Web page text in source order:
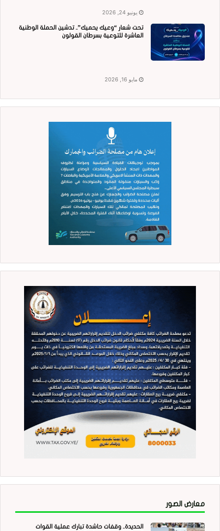
يونيو 24, 2026
تحت شعار “وعيك يحميك”.. تدشين الحملة الوطنية
العاشرة للتوعية بسرطان القولون
مايو 16, 2026
معارض الصور
الحديدة.. وقفات حاشدة تبارك عملية القوات